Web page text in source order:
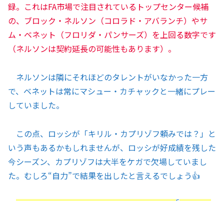
録。これはFA市場で注目されているトップセンター候補
の、ブロック・ネルソン（コロラド・アバランチ）やサ
ム・ベネット（フロリダ・パンサーズ）を上回る数字です
（ネルソンは契約延長の可能性もあります）。
ネルソンは隣にそれほどのタレントがいなかった一方
で、ベネットは常にマシュー・カチャックと一緒にプレー
していました。
この点、ロッシが「キリル・カプリゾフ頼みでは？」と
いう声もあるかもしれませんが、ロッシが好成績を残した
今シーズン、カプリゾフは大半をケガで欠場していまし
た。むしろ“自力”で結果を出したと言えるでしょう👍